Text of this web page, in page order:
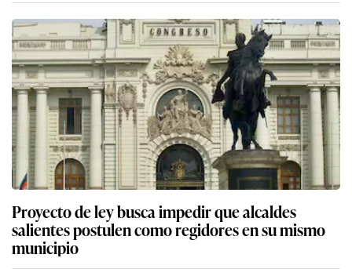
Proyecto de ley busca impedir que alcaldes
salientes postulen como regidores en su mismo
municipio